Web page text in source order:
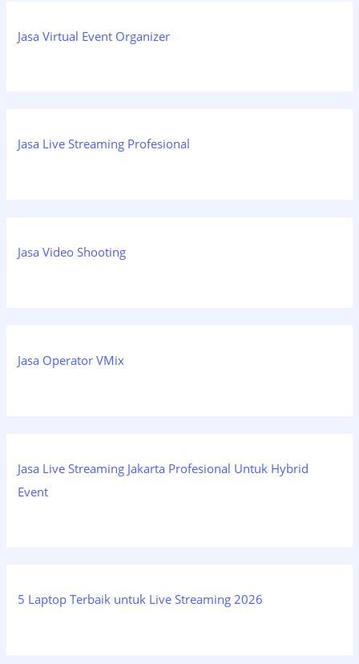
Jasa Virtual Event Organizer
Jasa Live Streaming Profesional
Jasa Video Shooting
Jasa Operator VMix
Jasa Live Streaming Jakarta Profesional Untuk Hybrid
Event
5 Laptop Terbaik untuk Live Streaming 2026